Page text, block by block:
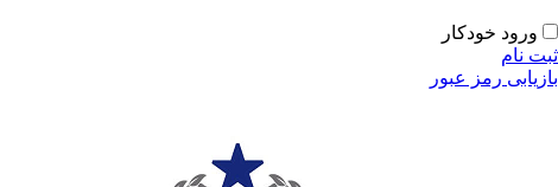
ورود خودکار
ثبت نام
بازیابی رمز عبور